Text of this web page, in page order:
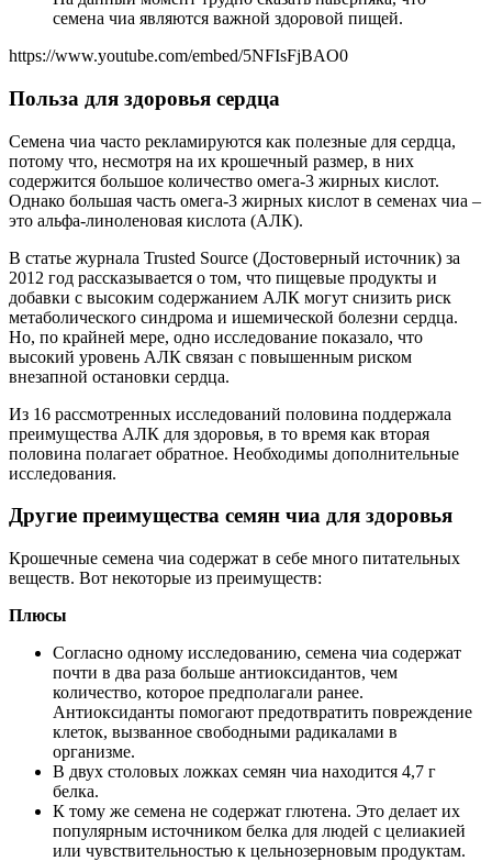
семена чиа являются важной здоровой пищей.
https://www.youtube.com/embed/5NFIsFjBAO0
Польза для здоровья сердца
Семена чиа часто рекламируются как полезные для сердца,
потому что, несмотря на их крошечный размер, в них
содержится большое количество омега-3 жирных кислот.
Однако большая часть омега-3 жирных кислот в семенах чиа –
это альфа-линоленовая кислота (АЛК).
В статье журнала Trusted Source (Достоверный источник) за
2012 год рассказывается о том, что пищевые продукты и
добавки с высоким содержанием АЛК могут снизить риск
метаболического синдрома и ишемической болезни сердца.
Но, по крайней мере, одно исследование показало, что
высокий уровень АЛК связан с повышенным риском
внезапной остановки сердца.
Из 16 рассмотренных исследований половина поддержала
преимущества АЛК для здоровья, в то время как вторая
половина полагает обратное. Необходимы дополнительные
исследования.
Другие преимущества семян чиа для здоровья
Крошечные семена чиа содержат в себе много питательных
веществ. Вот некоторые из преимуществ:
Плюсы
Согласно одному исследованию, семена чиа содержат
почти в два раза больше антиоксидантов, чем
количество, которое предполагали ранее.
Антиоксиданты помогают предотвратить повреждение
клеток, вызванное свободными радикалами в
организме.
В двух столовых ложках семян чиа находится 4,7 г
белка.
К тому же семена не содержат глютена. Это делает их
популярным источником белка для людей с целиакией
или чувствительностью к цельнозерновым продуктам.